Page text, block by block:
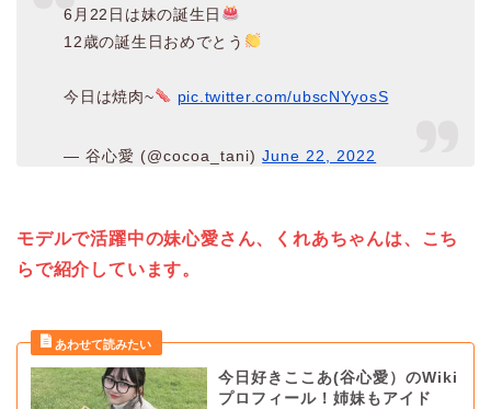
6月22日は妹の誕生日
12歳の誕生日おめでとう
今日は焼肉~ pic.twitter.com/ubscNYyosS
— 谷心愛 (@cocoa_tani)June 22, 2022
モデルで活躍中の妹心愛さん、くれあちゃんは、こち
らで紹介しています。
今日好きここあ(谷心愛）のWiki
プロフィール！姉妹もアイド